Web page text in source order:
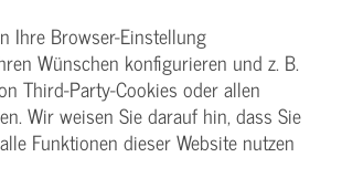
Browser-Einstellung
Wünschen konfigurieren und z. B.
Third-Party-Cookies oder allen
Wir weisen Sie darauf hin, dass Sie
Funktionen dieser Website nutzen